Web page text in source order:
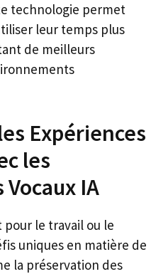
technologie permet
leur temps plus
de meilleurs
Expériences
les
IA
le travail ou le
uniques en matière de
la préservation des